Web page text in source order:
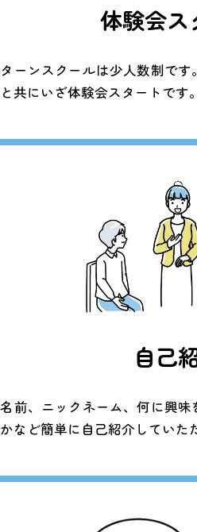
体験会ス
ーンスクールは少人数制で
共にいざ体験会スタートです。
自己
前、ニックネーム、何に興
など簡単に自己紹介していた